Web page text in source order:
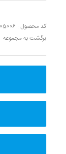
کد محصول : c11205006
برگشت به مجموعه: